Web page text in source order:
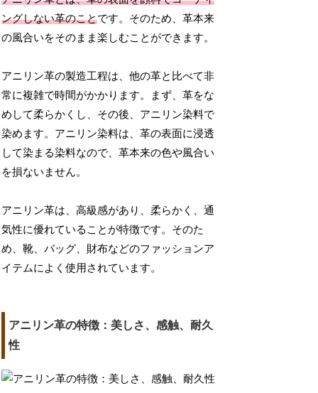
ングしない革のことです。そのため、革本来
の風合いをそのまま楽しむことができます。
アニリン革の製造工程は、他の革と比べて非
常に複雑で時間がかかります。まず、革をな
めして柔らかくし、その後、アニリン染料で
染めます。アニリン染料は、革の表面に浸透
して染まる染料なので、革本来の色や風合い
を損ないません。
アニリン革は、高級感があり、柔らかく、通
気性に優れていることが特徴です。そのた
め、靴、バッグ、財布などのファッションア
イテムによく使用されています。
アニリン革の特徴：美しさ、感触、耐久
性